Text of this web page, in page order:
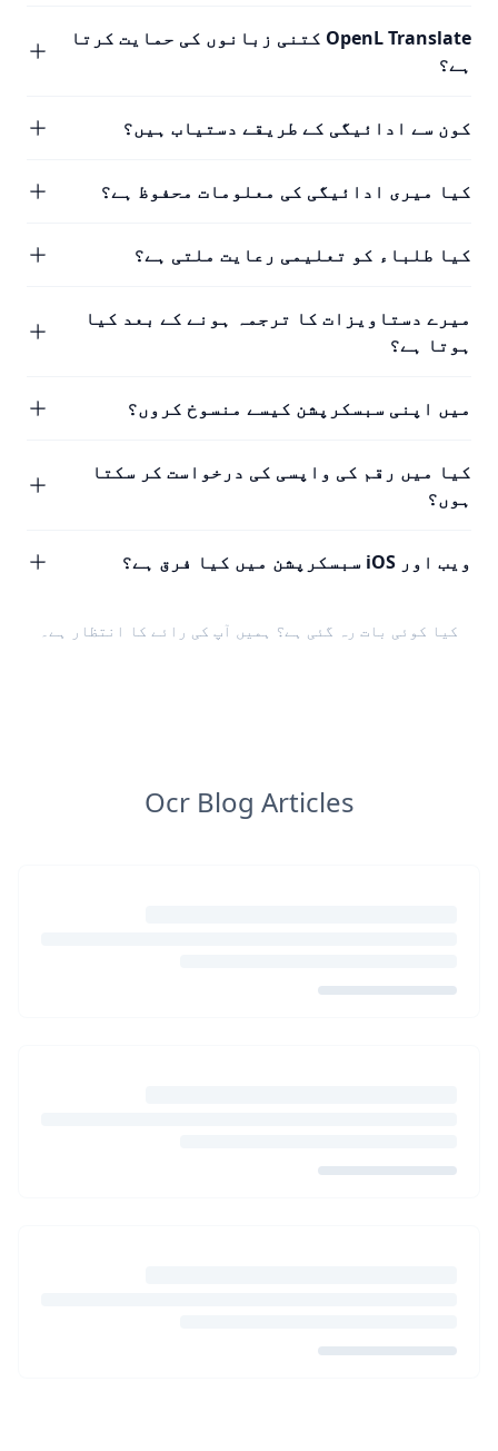
OpenL Translate کتنی زبانوں کی حمایت کرتا
ہے؟
کون سے ادائیگی کے طریقے دستیاب ہیں؟
کیا میری ادائیگی کی معلومات محفوظ ہے؟
کیا طلباء کو تعلیمی رعایت ملتی ہے؟
میرے دستاویزات کا ترجمہ ہونے کے بعد کیا
ہوتا ہے؟
میں اپنی سبسکرپشن کیسے منسوخ کروں؟
کیا میں رقم کی واپسی کی درخواست کر سکتا
ہوں؟
ویب اور iOS سبسکرپشن میں کیا فرق ہے؟
کیا کوئی بات رہ گئی ہے؟ ہمیں آپ کی رائے کا انتظار ہے۔
Ocr Blog Articles